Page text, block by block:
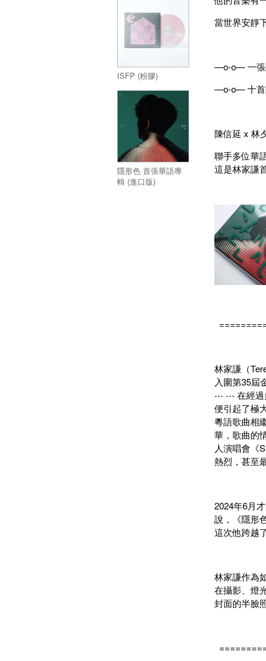
ISFP (粉膠)
隱形色 首張華語專
輯 (進口版)
當世界安靜
—o-o— 一張
—o-o— 十首
陳信延 x 林
聯手多位華
這是林家謙
林家謙（
入圍第35屆
⋯ ⋯ 在經過
便引起了極
粵語歌曲相
華，歌曲的
人演唱會《
熱烈，甚至
2024年6月
說，《隱形
這次他跨越
林家謙作為
在攝影、燈
封面的半臉